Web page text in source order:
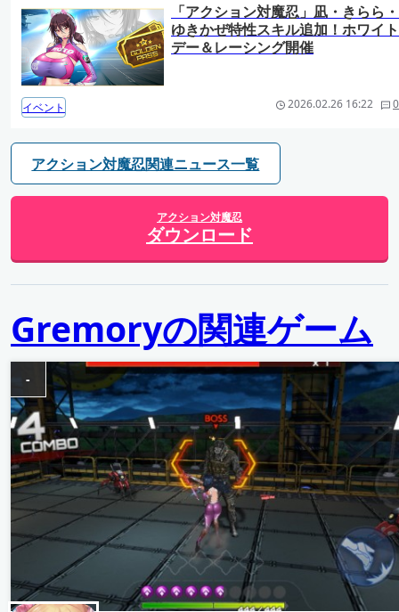
「アクション対魔忍」凪・きらら・
ゆきかぜ特性スキル追加！ホワイト
デー＆レーシング開催
イベント 2026.02.26 16:22 0
アクション対魔忍関連ニュース一覧
アクション対魔忍
ダウンロード
Gremoryの関連ゲーム
-